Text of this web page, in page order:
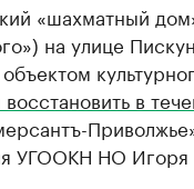
«шахматный
на улице
в
УГООКН НО Игоря